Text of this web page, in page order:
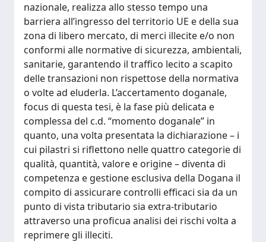
nazionale, realizza allo stesso tempo una
barriera all’ingresso del territorio UE e della sua
zona di libero mercato, di merci illecite e/o non
conformi alle normative di sicurezza, ambientali,
sanitarie, garantendo il traffico lecito a scapito
delle transazioni non rispettose della normativa
o volte ad eluderla. L’accertamento doganale,
focus di questa tesi, è la fase più delicata e
complessa del c.d. “momento doganale” in
quanto, una volta presentata la dichiarazione – i
cui pilastri si riflettono nelle quattro categorie di
qualità, quantità, valore e origine – diventa di
competenza e gestione esclusiva della Dogana il
compito di assicurare controlli efficaci sia da un
punto di vista tributario sia extra-tributario
attraverso una proficua analisi dei rischi volta a
reprimere gli illeciti.